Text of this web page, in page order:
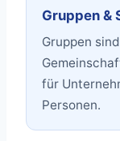
Gruppen &
Gruppen
für
Personen.